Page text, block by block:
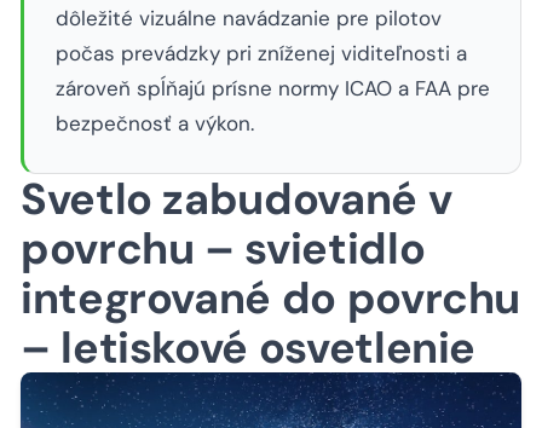
dôležité vizuálne navádzanie pre pilotov
počas prevádzky pri zníženej viditeľnosti a
zároveň spĺňajú prísne normy ICAO a FAA pre
bezpečnosť a výkon.
Svetlo zabudované v
povrchu – svietidlo
integrované do povrchu
– letiskové osvetlenie